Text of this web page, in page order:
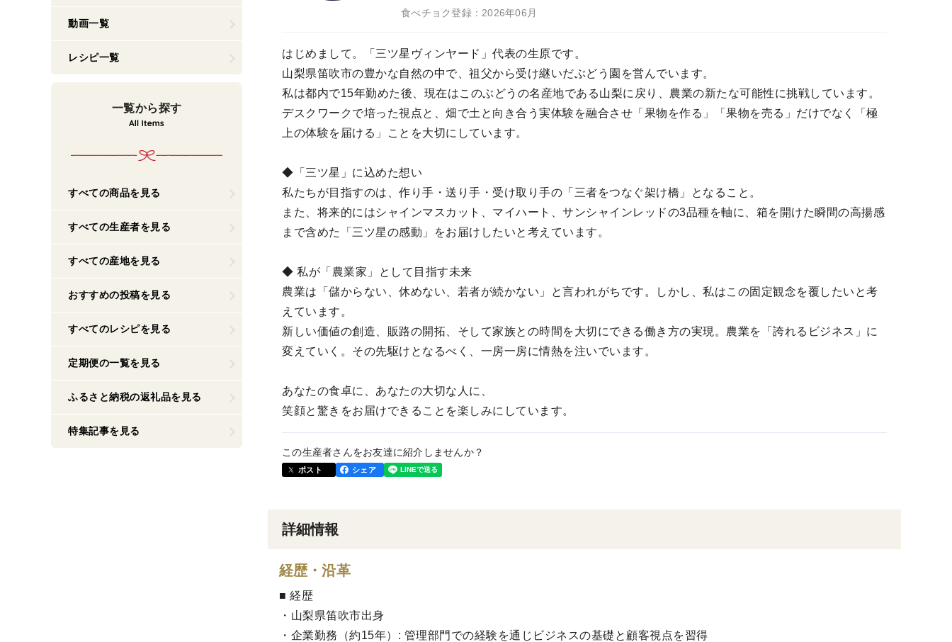
食べチョク登録：2026年06月
はじめまして。「三ツ星ヴィンヤード」代表の生原です。
山梨県笛吹市の豊かな自然の中で、祖父から受け継いだぶどう園を営んでいます。
私は都内で15年勤めた後、現在はこのぶどうの名産地である山梨に戻り、農業の新たな可能性に挑戦しています。
デスクワークで培った視点と、畑で土と向き合う実体験を融合させ「果物を作る」「果物を売る」だけでなく「極
上の体験を届ける」ことを大切にしています。
◆「三ツ星」に込めた想い
私たちが目指すのは、作り手・送り手・受け取り手の「三者をつなぐ架け橋」となること。
また、将来的にはシャインマスカット、マイハート、サンシャインレッドの3品種を軸に、箱を開けた瞬間の高揚感
まで含めた「三ツ星の感動」をお届けしたいと考えています。
◆ 私が「農業家」として目指す未来
農業は「儲からない、休めない、若者が続かない」と言われがちです。しかし、私はこの固定観念を覆したいと考
えています。
新しい価値の創造、販路の開拓、そして家族との時間を大切にできる働き方の実現。農業を「誇れるビジネス」に
変えていく。その先駆けとなるべく、一房一房に情熱を注いでいます。
あなたの食卓に、あなたの大切な人に、
笑顔と驚きをお届けできることを楽しみにしています。
この生産者さんをお友達に紹介しませんか？
ポスト シェア
詳細情報
経歴・沿革
■ 経歴
・山梨県笛吹市出身
・企業勤務（約15年）: 管理部門での経験を通じビジネスの基礎と顧客視点を習得
動画一覧
レシピ一覧
一覧から探す
すべての商品を見る
すべての生産者を見る
すべての産地を見る
おすすめの投稿を見る
すべてのレシピを見る
定期便の一覧を見る
ふるさと納税の返礼品を見る
特集記事を見る